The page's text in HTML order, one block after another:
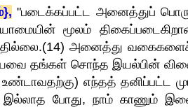
"படைக்கப்பட்ட அனைத்துப்
மூலம்
அனைத்து
தங்கள் சொந்த இயல்பின்
எந்தத் தனிப்பட்ட
இல்லாத போது, நாம் காணும்